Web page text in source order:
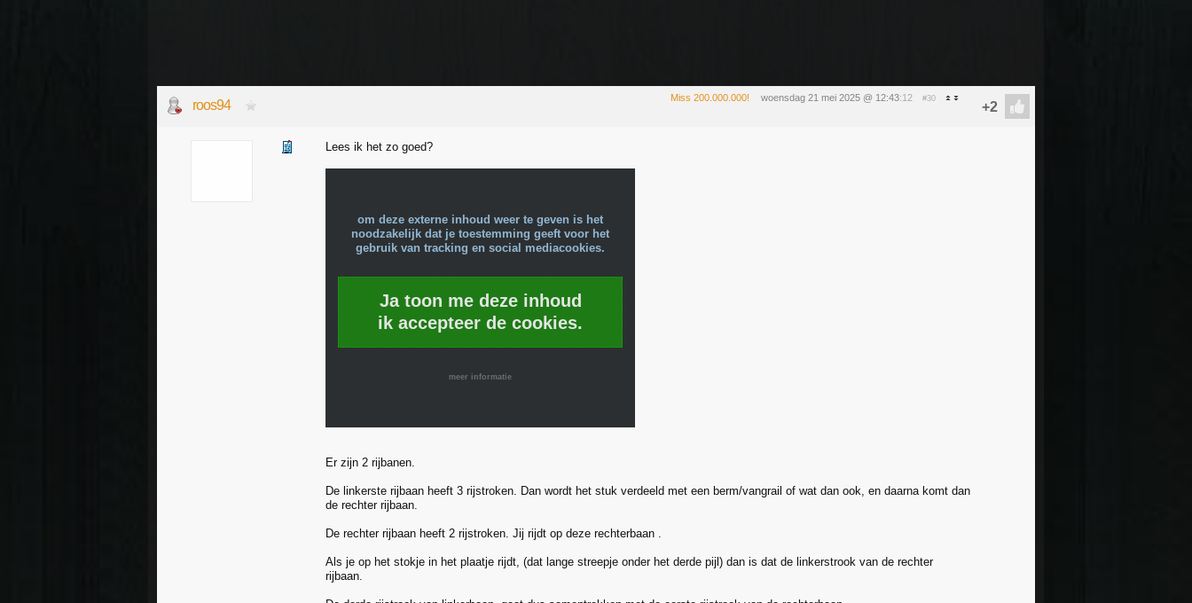
Miss 200.000.000! woensdag 21 mei 2025 @ 12:43:12 #30
roos94
Lees ik het zo goed?
om deze externe inhoud weer te geven is het
noodzakelijk dat je toestemming geeft voor het
gebruik van tracking en social mediacookies.
Ja toon me deze inhoud
ik accepteer de cookies.
meer informatie
Er zijn 2 rijbanen.
De linkerste rijbaan heeft 3 rijstroken. Dan wordt het stuk verdeeld met een berm/vangrail of wat dan ook, en daarna komt dan
de rechter rijbaan.
De rechter rijbaan heeft 2 rijstroken. Jij rijdt op deze rechterbaan .
Als je op het stokje in het plaatje rijdt, (dat lange streepje onder het derde pijl) dan is dat de linkerstrook van de rechter
rijbaan.